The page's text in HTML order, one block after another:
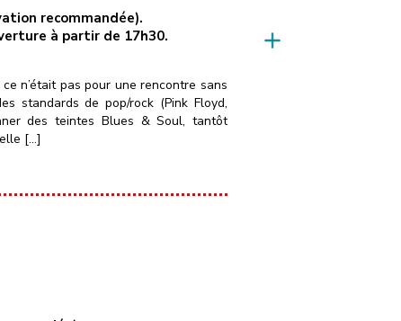
recommandée).
à partir de 17h30.
n’était pas pour une rencontre sans
standards de pop/rock (Pink Floyd,
des teintes Blues & Soul, tantôt
[…]